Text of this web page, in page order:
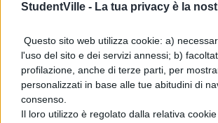
StudentVille - La tua privacy è la
Questo sito web utilizza cookie: a)
l'uso del sito e dei servizi annessi; b)
profilazione, anche di terze parti, per
personalizzati in base alle tue abitudini di
consenso.
Il loro utilizzo è regolato dalla relativa cookie
I soccorsi sul greto
e le manovre di
I soccorritori si sarebbero
del fiume utilizzando